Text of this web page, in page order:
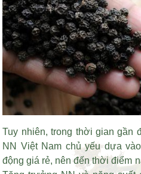
Tuy nhiên, trong thời gian gần
NN Việt Nam chủ yếu dựa
động giá rẻ, nên đến thời điểm